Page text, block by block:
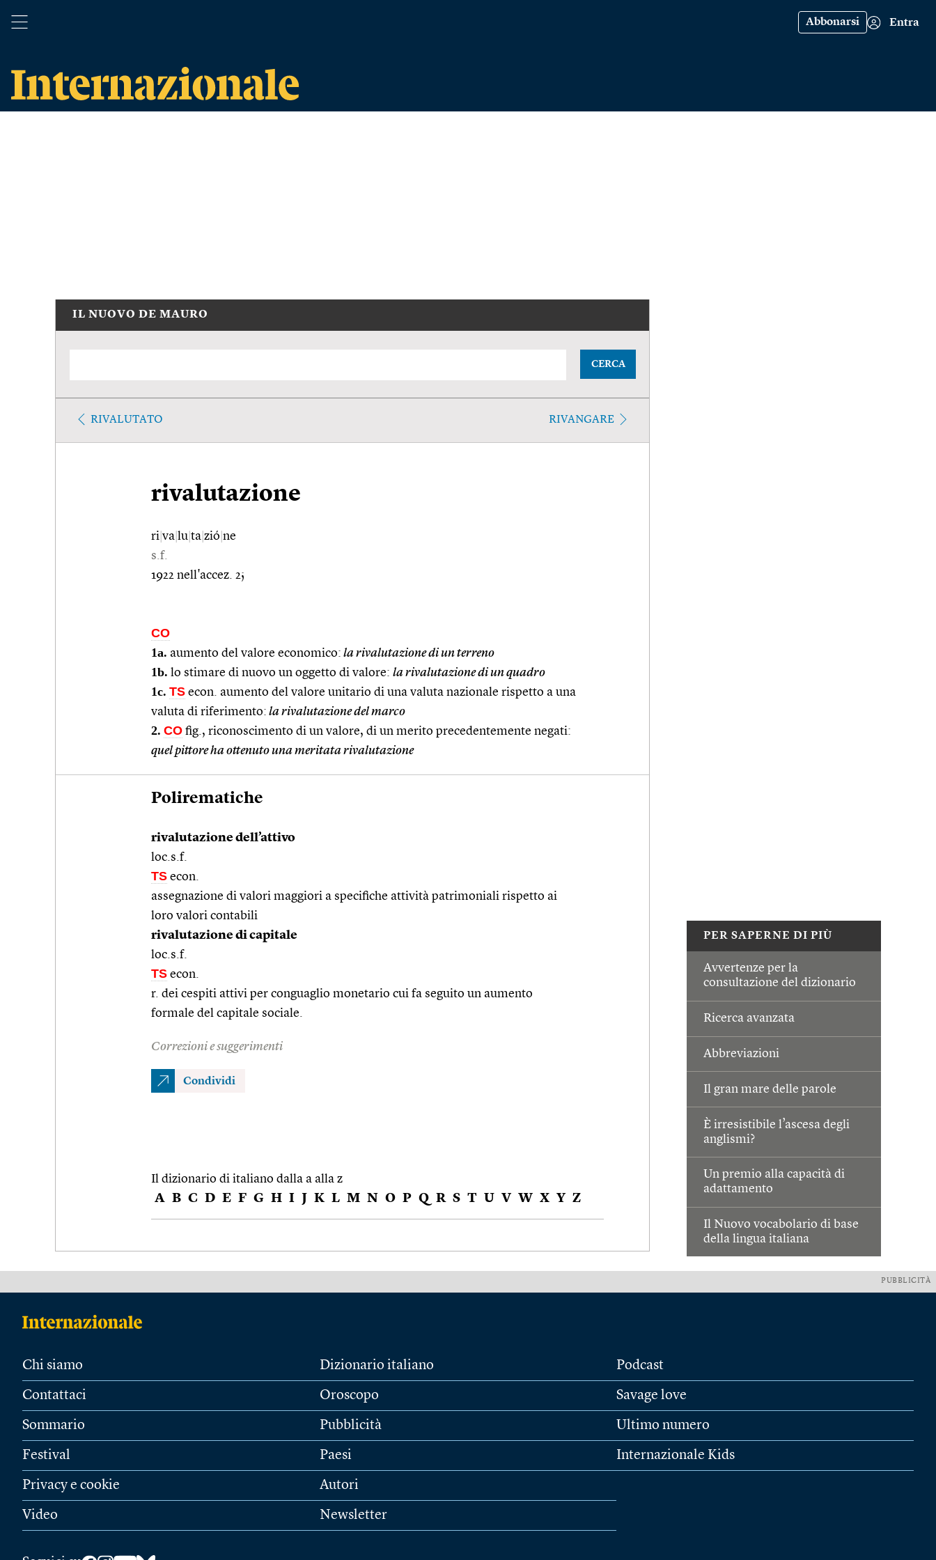
Abbonarsi Entra
PER SAPERNE DI PIÙ
Avvertenze per la
consultazione del dizionario
Ricerca avanzata
Abbreviazioni
Il gran mare delle parole
È irresistibile l’ascesa degli
anglismi?
Un premio alla capacità di
adattamento
Il Nuovo vocabolario di base
della lingua italiana
IL NUOVO DE MAURO
CERCA
RIVALUTATO RIVANGARE
rivalutazione
ri va lu ta zió ne
s.f.
1922 nell'accez. 2;
CO
1a. aumento del valore economico: la rivalutazione di un terreno
1b. lo stimare di nuovo un oggetto di valore: la rivalutazione di un quadro
1c. TS econ. aumento del valore unitario di una valuta nazionale rispetto a una
valuta di riferimento: la rivalutazione del marco
2. CO fig., riconoscimento di un valore, di un merito precedentemente negati:
quel pittore ha ottenuto una meritata rivalutazione
Polirematiche
rivalutazione dell’attivo
loc.s.f.
TS econ.
assegnazione di valori maggiori a specifiche attività patrimoniali rispetto ai
loro valori contabili
rivalutazione di capitale
loc.s.f.
TS econ.
r. dei cespiti attivi per conguaglio monetario cui fa seguito un aumento
formale del capitale sociale.
Correzioni e suggerimenti
Condividi
Il dizionario di italiano dalla a alla z
A B C D E F G H I J K L M N O P Q R S T U V W X Y Z
PUBBLICITÀ
Chi siamo
Contattaci
Sommario
Festival
Privacy e cookie
Video
Dizionario italiano
Oroscopo
Pubblicità
Paesi
Autori
Newsletter
Podcast
Savage love
Ultimo numero
Internazionale Kids